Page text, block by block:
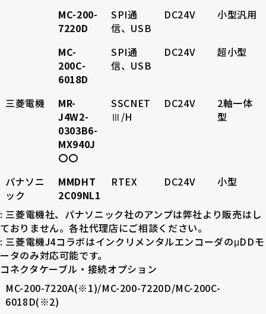
MC-200-
7220D
SPI通
信、USB
DC24V 小型汎用
MC-
200C-
6018D
SPI通
信、USB
DC24V 超小型
三菱電機
MR-
J4W2-
0303B6-
MX940J
〇〇
SSCNET
Ⅲ/H
DC24V
2軸一体
型
パナソニ
ック
MMDHT
2C09NL1
RTEX DC24V 小型
: 三菱電機社、パナソニック社のアンプは弊社より販売はし
ておりません。各社代理店にご相談ください。
: 三菱電機J4コラボはインクリメンタルエンコーダのμDDモ
ータのみ対応可能です。
コネクタケーブル・ 接続オプション
MC-200-7220A(※1)/MC-200-7220D/MC-200C-
6018D(※2)